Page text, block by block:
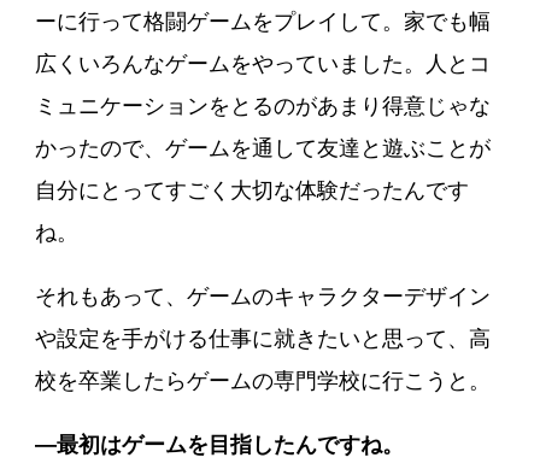
ーに行って格闘ゲームをプレイして。家でも幅
広くいろんなゲームをやっていました。人とコ
ミュニケーションをとるのがあまり得意じゃな
かったので、ゲームを通して友達と遊ぶことが
自分にとってすごく大切な体験だったんです
ね。
それもあって、ゲームのキャラクターデザイン
や設定を手がける仕事に就きたいと思って、高
校を卒業したらゲームの専門学校に行こうと。
―最初はゲームを目指したんですね。